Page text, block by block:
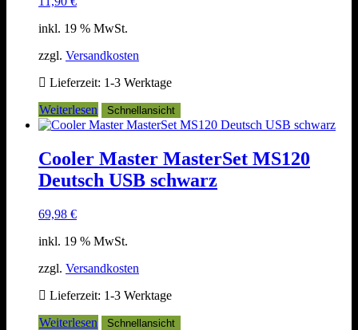
inkl. 19 % MwSt.
zzgl. Versandkosten
Lieferzeit: 1-3 Werktage
Weiterlesen
Schnellansicht
Cooler Master MasterSet MS120
Deutsch USB schwarz
69,98 €
inkl. 19 % MwSt.
zzgl. Versandkosten
Lieferzeit: 1-3 Werktage
Weiterlesen
Schnellansicht